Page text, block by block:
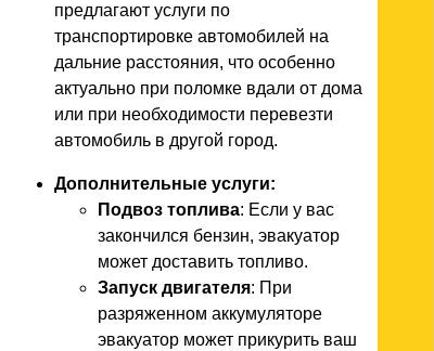
предлагают услуги по
транспортировке автомобилей на
дальние расстояния, что особенно
актуально при поломке вдали от дома
или при необходимости перевезти
автомобиль в другой город.
Дополнительные услуги:
Подвоз топлива: Если у вас
закончился бензин, эвакуатор
может доставить топливо.
Запуск двигателя: При
разряженном аккумуляторе
эвакуатор может прикурить ваш